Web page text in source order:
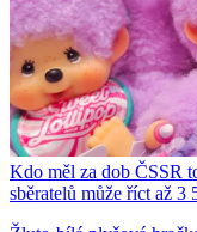
Kdo měl za dob ČSSR
sběratelů může říct až 3